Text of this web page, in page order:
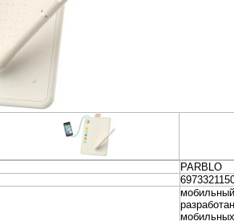
Intuos S <CTL-4100WLE-N>(6"x3.7", 2540
планшет Parblo A610 Pro USB